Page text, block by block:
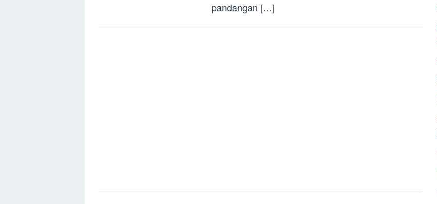
pandangan […]